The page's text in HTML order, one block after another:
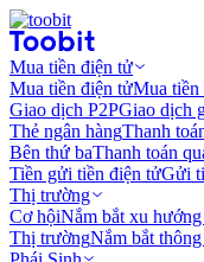
Mua tiền điện tử
Mua tiền điện tửMua tiền
Giao dịch P2PGiao dịch
Thẻ ngân hàngThanh
Bên thứ baThanh toán
Tiền gửi tiền điện tửGửi
Thị trường
Cơ hộiNắm bắt xu
Thị trườngNắm bắt